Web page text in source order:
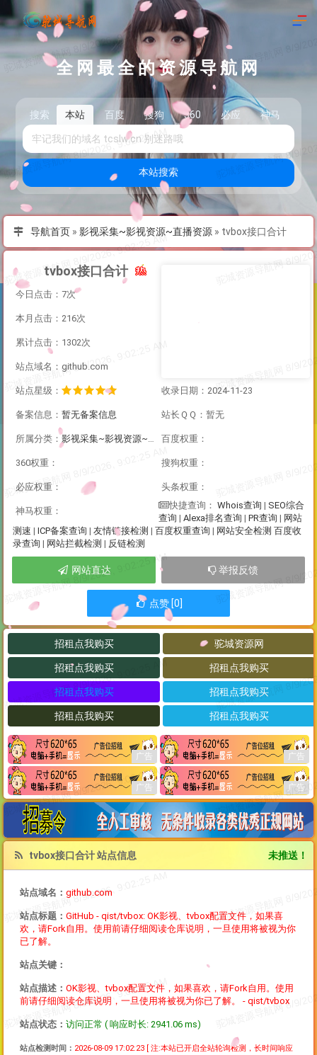
全网最全的资源导航网
搜索 本站 百度 搜狗 360 必应 神马
本站搜索
导航首页 » 影视采集~影视资源~直播资源 » tvbox接口合计
tvbox接口合计
今日点击：7次
本月点击：216次
累计点击：1302次
站点域名：github.com
站点星级： 收录日期：2024-11-23
备案信息： 暂无备案信息 站长ＱＱ：暂无
所属分类： 影视采集~影视资源~直播资源 百度权重：
360权重： 搜狗权重：
必应权重： 头条权重：
神马权重：
快捷查询： Whois查询 | SEO综合
查询 | Alexa排名查询 | PR查询 | 网站
测速 | ICP备案查询 | 友情链接检测 | 百度权重查询 | 网站安全检测 百度收
录查询 | 网站拦截检测 | 反链检测
网站直达 举报反馈
点赞 [0]
tvbox接口合计 站点信息 未推送！
站点域名： github.com
站点标题： GitHub - qist/tvbox: OK影视、tvbox配置文件，如果喜
欢，请Fork自用。使用前请仔细阅读仓库说明，一旦使用将被视为你
已了解。
站点关键：
站点描述： OK影视、tvbox配置文件，如果喜欢，请Fork自用。使用
前请仔细阅读仓库说明，一旦使用将被视为你已了解。 - qist/tvbox
站点状态： 访问正常 ( 响应时长: 2941.06 ms)
站点检测时间： 2026-08-09 17:02:23 [ 注:本站已开启全站轮询检测，长时间响应